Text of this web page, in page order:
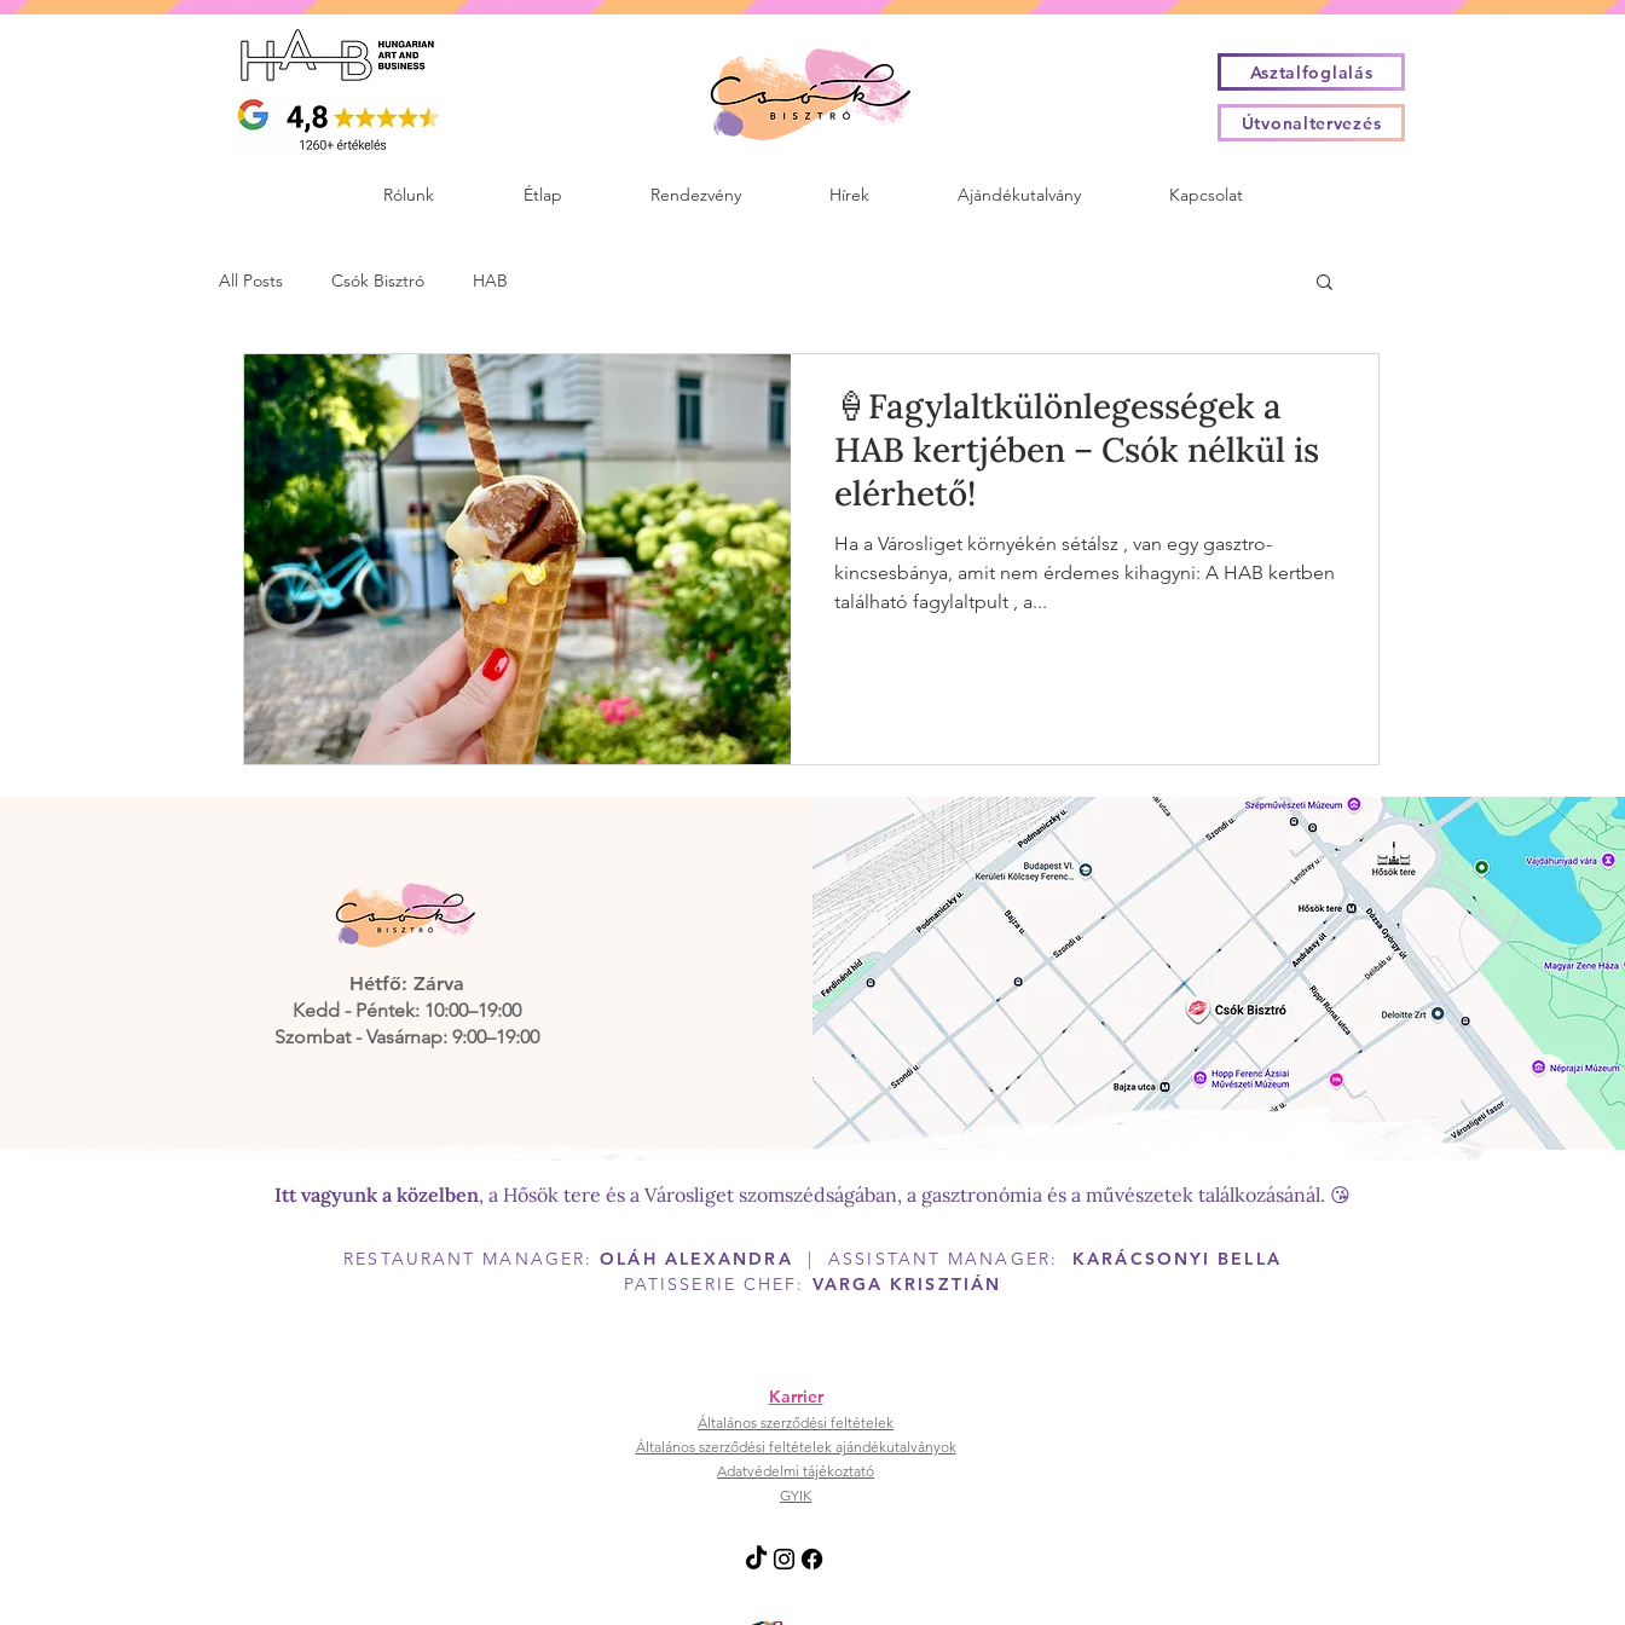
Asztalfoglalás
Útvonaltervezés
Rólunk Étlap Rendezvény Hírek Ajándékutalvány Kapcsolat
All Posts Csók Bisztró HAB
🍦Fagylaltkülönlegességek a
HAB kertjében – Csók nélkül is
elérhető!
Ha a Városliget környékén sétálsz , van egy gasztro-
kincsesbánya, amit nem érdemes kihagyni: A HAB kertben
található fagylaltpult , a...
Hétfő: Zárva
Kedd - Péntek: 10:00–19:00
Szombat - Vasárnap: 9:00–19:00
Itt vagyunk a közelben, a Hősök tere és a Városliget szomszédságában, a gasztronómia és a művészetek találkozásánál. 😘
RESTAURANT MANAGER:OLÁH ALEXANDRA | ASSISTANT MANAGER: KARÁCSONYI BELLA
PATISSERIE CHEF: VARGA KRISZTIÁN
Karrier
Általános szerződési feltételek
Általános szerződési feltételek ajándékutalványok
Adatvédelmi tájékoztató
GYIK